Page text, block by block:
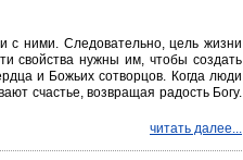
с ними. Следовательно, цель жизни
свойства нужны им, чтобы создать
и Божьих сотворцов. Когда люди
счастье, возвращая радость Богу.
читать далее...